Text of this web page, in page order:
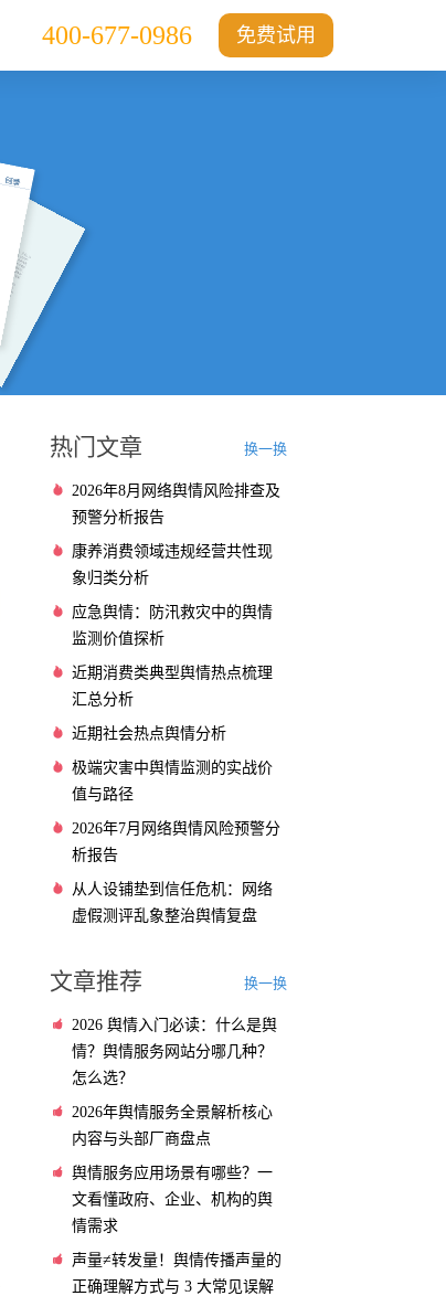
免费试用
400-677-0986
热门文章 换一换
2026年8月网络舆情风险排查及
预警分析报告
康养消费领域违规经营共性现
象归类分析
应急舆情：防汛救灾中的舆情
监测价值探析
近期消费类典型舆情热点梳理
汇总分析
近期社会热点舆情分析
极端灾害中舆情监测的实战价
值与路径
2026年7月网络舆情风险预警分
析报告
从人设铺垫到信任危机：网络
虚假测评乱象整治舆情复盘
文章推荐 换一换
2026 舆情入门必读：什么是舆
情？舆情服务网站分哪几种？
怎么选？
2026年舆情服务全景解析核心
内容与头部厂商盘点
舆情服务应用场景有哪些？一
文看懂政府、企业、机构的舆
情需求
声量≠转发量！舆情传播声量的
正确理解方式与 3 大常见误解